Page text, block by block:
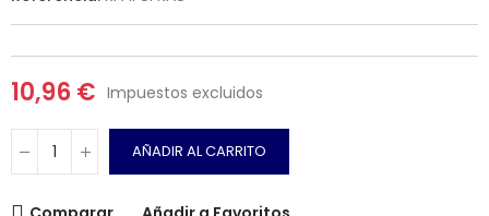
10,96 € Impuestos excluidos
AÑADIR AL CARRITO